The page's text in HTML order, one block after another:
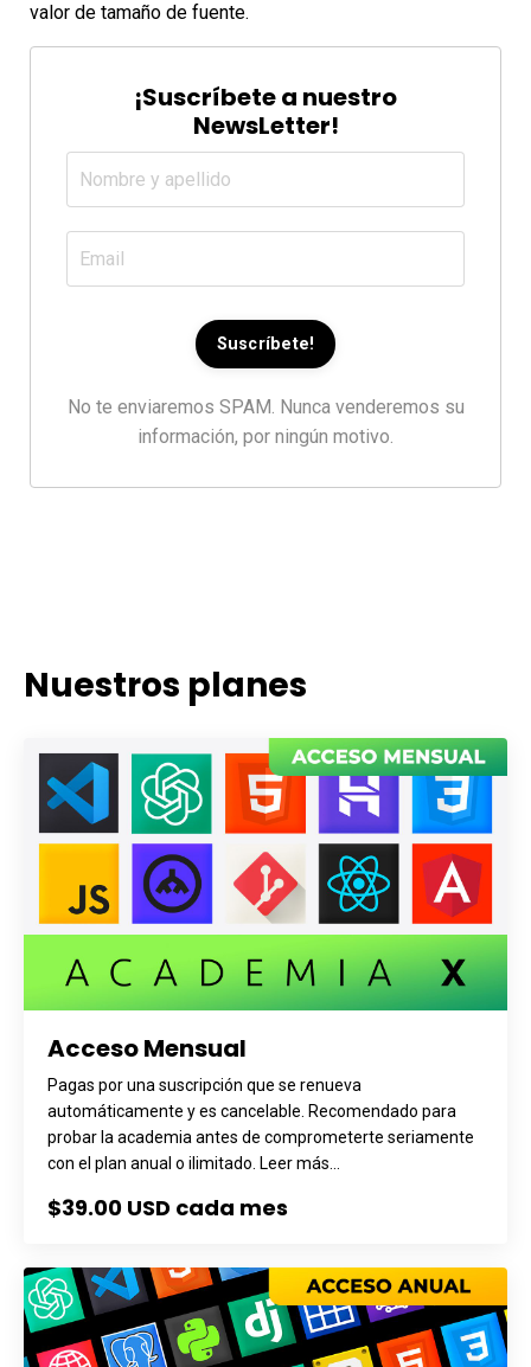
valor de tamaño de fuente.
¡Suscríbete a nuestro
NewsLetter!
No te enviaremos SPAM. Nunca venderemos su
información, por ningún motivo.
Nuestros planes
Acceso Mensual
Pagas por una suscripción que se renueva
automáticamente y es cancelable. Recomendado para
probar la academia antes de comprometerte seriamente
con el plan anual o ilimitado. Leer más...
$39.00 USD cada mes